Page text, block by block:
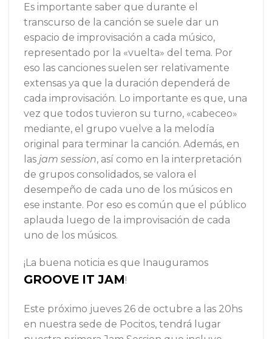
Es importante saber que durante el
transcurso de la canción se suele dar un
espacio de improvisación a cada músico,
representado por la «vuelta» del tema. Por
eso las canciones suelen ser relativamente
extensas ya que la duración dependerá de
cada improvisación. Lo importante es que, una
vez que todos tuvieron su turno, «cabeceo»
mediante, el grupo vuelve a la melodía
original para terminar la canción. Además, en
las jam session, así como en la interpretación
de grupos consolidados, se valora el
desempeño de cada uno de los músicos en
ese instante. Por eso es común que el público
aplauda luego de la improvisación de cada
uno de los músicos.
¡La buena noticia es que Inauguramos
GROOVE IT JAM!
Este próximo jueves 26 de octubre a las 20hs
en nuestra sede de Pocitos, tendrá lugar